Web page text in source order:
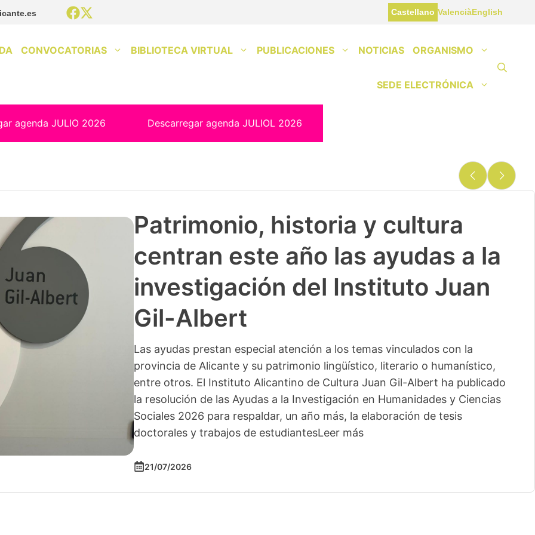
Castellano ValenciàEnglish
CONVOCATORIAS BIBLIOTECA VIRTUAL PUBLICACIONES NOTICIAS ORGANISMO
SEDE ELECTRÓNICA
agenda JULIO 2026 Descarregar agenda JULIOL 2026
Patrimonio, historia y cultura
centran este año las ayudas a la
investigación del Instituto Juan
Gil-Albert
Las ayudas prestan especial atención a los temas vinculados con la
provincia de Alicante y su patrimonio lingüístico, literario o humanístico,
entre otros. El Instituto Alicantino de Cultura Juan Gil-Albert ha publicado
la resolución de las Ayudas a la Investigación en Humanidades y Ciencias
Sociales 2026 para respaldar, un año más, la elaboración de tesis
doctorales y trabajos de estudiantesLeer más
21/07/2026